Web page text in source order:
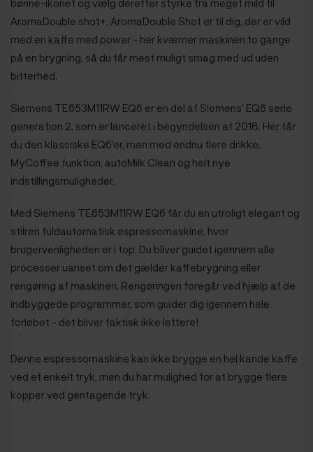
AromaDouble shot+. AromaDouble Shot er til dig, der er vild
med en kaffe med power - her kværner maskinen to gange
på en brygning, så du får mest muligt smag med ud uden
bitterhed.
Siemens TE653M11RW EQ6 er en del af Siemens’ EQ6 serie
generation 2, som er lanceret i begyndelsen af 2018. Her får
du den klassiske EQ6’er, men med endnu flere drikke,
MyCoffee funktion, autoMilk Clean og helt nye
indstillingsmuligheder.
Med Siemens TE653M11RW EQ6 får du en utroligt elegant og
stilren fuldautomatisk espressomaskine, hvor
brugervenligheden er i top. Du bliver guidet igennem alle
processer uanset om det gælder kaffebrygning eller
rengøring af maskinen. Rengøringen foregår ved hjælp af de
indbyggede programmer, som guider dig igennem hele
forløbet - det bliver faktisk ikke lettere!
Denne espressomaskine kan ikke brygge en hel kande kaffe
ved et enkelt tryk, men du har mulighed for at brygge flere
kopper ved gentagende tryk.